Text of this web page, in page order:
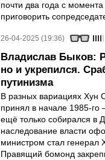
почти два года с
приговорить
26-04-2025 (19:36)
Владислав Быков:
но и укрепился.
путинизма
В разных вариациях Хун
принял в начале 1985-
ещё только собирался в
наследование власти
министром стал
Правящий бомонд